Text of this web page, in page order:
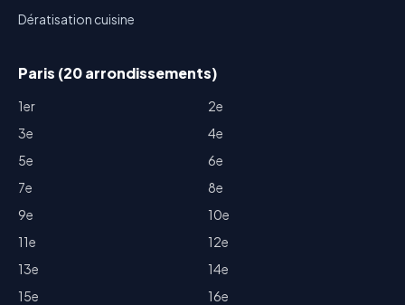
Dératisation cuisine
Paris (20 arrondissements)
1er
2e
3e
4e
5e
6e
7e
8e
9e
10e
11e
12e
13e
14e
15e
16e